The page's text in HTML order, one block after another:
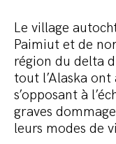
Le village
Paimiut et de
région du delta
tout l’Alaska
s’opposant à
graves
leurs modes de